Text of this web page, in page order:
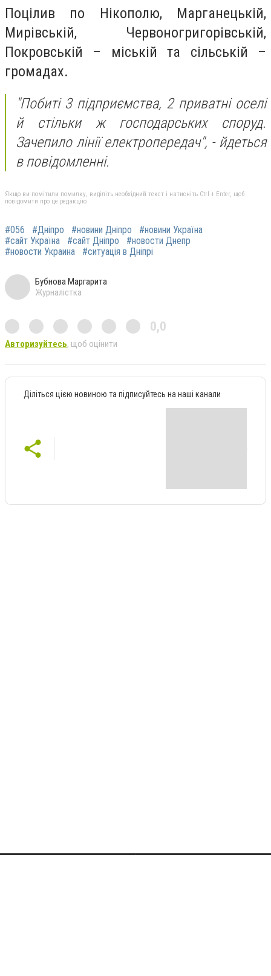
Поцілив по Нікополю, Марганецькій,
Мирівській, Червоногригорівській,
Покровській – міській та сільській –
громадах.
"Побиті 3 підприємства, 2 приватні оселі
й стільки ж господарських споруд.
Зачепило лінії електропередач", - йдеться
в повідомленні.
Якщо ви помітили помилку, виділіть необхідний текст і натисніть Ctrl + Enter, щоб
повідомити про це редакцію
#056 #Дніпро #новини Дніпро
#новини Україна
#сайт Україна
#сайт Дніпро
#новости Днепр
#новости Украина
#ситуація в Дніпрі
Бубнова Маргарита
Журналістка
0,0
Авторизуйтесь, щоб оцінити
Діліться цією новиною та підписуйтесь на наші канали